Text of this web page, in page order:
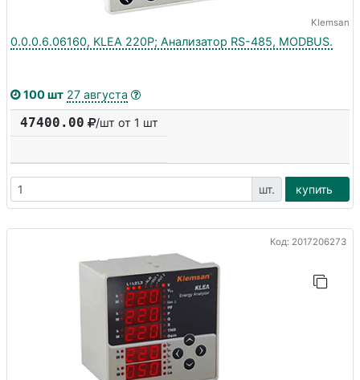
Klemsan
0.0.0.6.06160, KLEA 220P; Анализатор RS-485, MODBUS.
100 шт 27 августа
47400.00 /шт от 1 шт
шт. купить
Код: 2017206273